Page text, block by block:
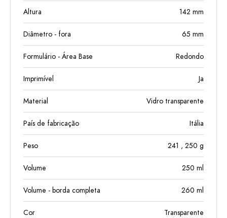
Altura 142 mm
Diâmetro - fora 65 mm
Formulário - Área Base Redondo
Imprimível Ja
Material Vidro transparente
País de fabricação Itália
Peso 241 , 250 g
Volume 250 ml
Volume - borda completa 260 ml
Cor Transparente